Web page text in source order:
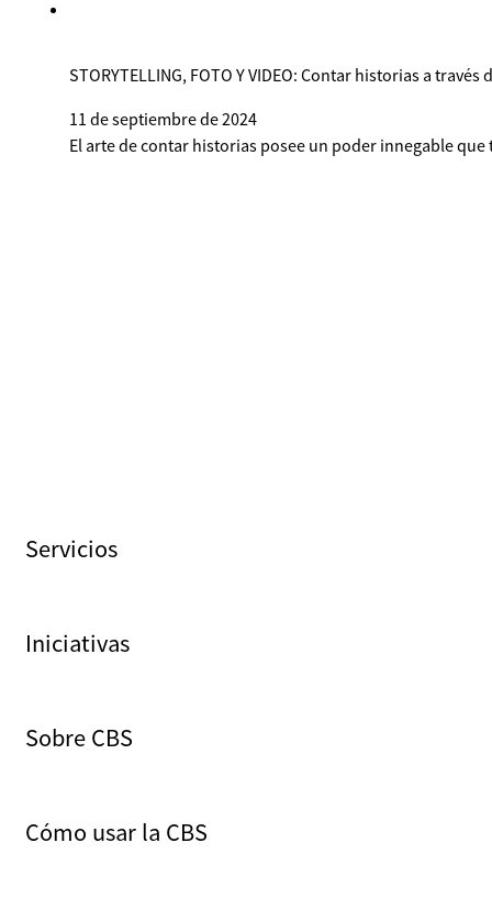
STORYTELLING, FOTO Y VIDEO: Contar historias a
11 de septiembre de 2024
El arte de contar historias posee un poder innegable
Servicios
Iniciativas
Sobre CBS
Cómo usar la CBS